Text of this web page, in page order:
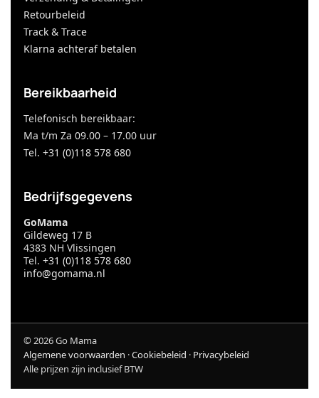
Retourbeleid
Track & Trace
Klarna achteraf betalen
Bereikbaarheid
Telefonisch bereikbaar:
Ma t/m Za 09.00 – 17.00 uur
Tel. +31 (0)118 578 680
Bedrijfsgegevens
GoMama
Gildeweg 17 B
4383 NH Vlissingen
Tel. +31 (0)118 578 680
info@gomama.nl
©2026Go Mama
Algemene voorwaarden ·Cookiebeleid · Privacybeleid
Alle prijzen zijn inclusief BTW